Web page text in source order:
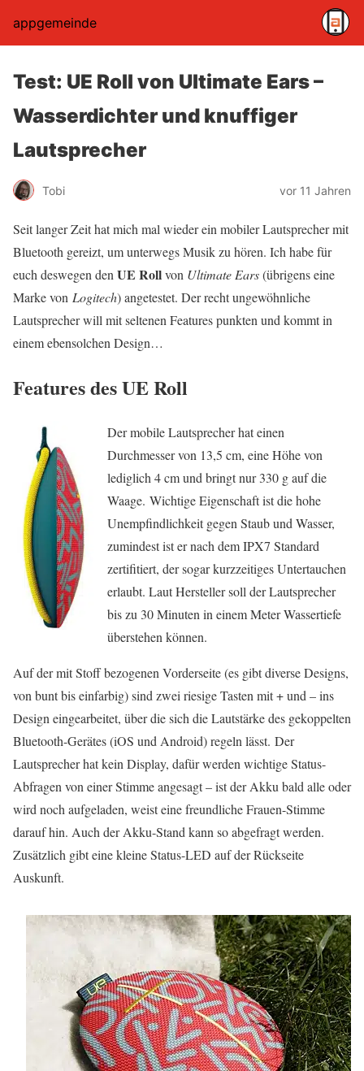
appgemeinde
Test: UE Roll von Ultimate Ears –
Wasserdichter und knuffiger
Lautsprecher
Tobi vor 11 Jahren
Seit langer Zeit hat mich mal wieder ein mobiler Lautsprecher mit
Bluetooth gereizt, um unterwegs Musik zu hören. Ich habe für
euch deswegen den UE Rollvon Ultimate Ears(übrigens eine
Marke von Logitech) angetestet. Der recht ungewöhnliche
Lautsprecher will mit seltenen Features punkten und kommt in
einem ebensolchen Design…
Features des UE Roll
Der mobile Lautsprecher hat einen
Durchmesser von 13,5 cm, eine Höhe von
lediglich 4 cm und bringt nur 330 g auf die
Waage. Wichtige Eigenschaft ist die hohe
Unempfindlichkeit gegen Staub und Wasser,
zumindest ist er nach dem IPX7 Standard
zertifitiert, der sogar kurzzeitiges Untertauchen
erlaubt. Laut Hersteller soll der Lautsprecher
bis zu 30 Minuten in einem Meter Wassertiefe
überstehen können.
Auf der mit Stoff bezogenen Vorderseite (es gibt diverse Designs,
von bunt bis einfarbig) sind zwei riesige Tasten mit + und – ins
Design eingearbeitet, über die sich die Lautstärke des gekoppelten
Bluetooth-Gerätes (iOS und Android) regeln lässt. Der
Lautsprecher hat kein Display, dafür werden wichtige Status-
Abfragen von einer Stimme angesagt – ist der Akku bald alle oder
wird noch aufgeladen, weist eine freundliche Frauen-Stimme
darauf hin. Auch der Akku-Stand kann so abgefragt werden.
Zusätzlich gibt eine kleine Status-LED auf der Rückseite
Auskunft.